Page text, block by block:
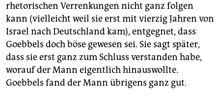
rhetorischen Verrenkungen nicht ganz folgen
kann (vielleicht weil sie erst mit vierzig Jahren von
Israel nach Deutschland kam), entgegnet, dass
Goebbels doch böse gewesen sei. Sie sagt später,
dass sie erst ganz zum Schluss verstanden habe,
worauf der Mann eigentlich hinauswollte.
Goebbels fand der Mann übrigens ganz gut.